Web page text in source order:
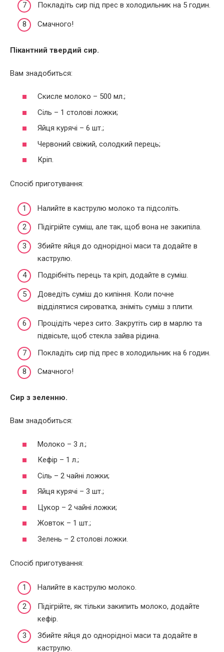
Покладіть сир під прес в холодильник на 5 годин.
Смачного!
Пікантний твердий сир.
Вам знадобиться:
Скисле молоко – 500 мл.;
Сіль – 1 столові ложки;
Яйця курячі – 6 шт.;
Червоний свіжий, солодкий перець;
Кріп.
Спосіб приготування:
Налийте в каструлю молоко та підсоліть.
Підігрійте суміш, але так, щоб вона не закипіла.
Збийте яйця до однорідної маси та додайте в
каструлю.
Подрібніть перець та кріп, додайте в суміш.
Доведіть суміш до кипіння. Коли почне
відділятися сироватка, зніміть суміш з плити.
Процідіть через сито. Закрутіть сир в марлю та
підвісьте, щоб стекла зайва рідина.
Покладіть сир під прес в холодильник на 6 годин.
Смачного!
Сир з зеленню.
Вам знадобиться:
Молоко – 3 л.;
Кефір – 1 л.;
Сіль – 2 чайні ложки;
Яйця курячі – 3 шт.;
Цукор – 2 чайні ложки;
Жовток – 1 шт.;
Зелень – 2 столові ложки.
Спосіб приготування:
Налийте в каструлю молоко.
Підігрійте, як тільки закипить молоко, додайте
кефір.
Збийте яйця до однорідної маси та додайте в
каструлю.